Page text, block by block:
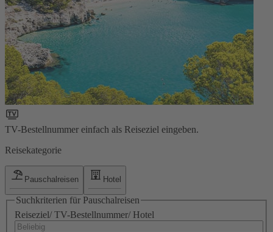
TV-Bestellnummer einfach als Reiseziel eingeben.
Reisekategorie
Pauschalreisen Hotel
Suchkriterien für Pauschalreisen
Reiseziel/ TV-Bestellnummer/ Hotel